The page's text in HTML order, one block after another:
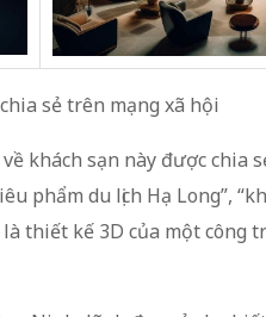
sẻ trên mạng xã hội
khách sạn này được chia
phẩm du lịch Hạ Long”,
thiết kế 3D của một công